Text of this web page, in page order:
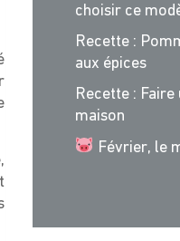
choisir ce
Recette :
aux épices
Recette : Faire
maison
Février, le